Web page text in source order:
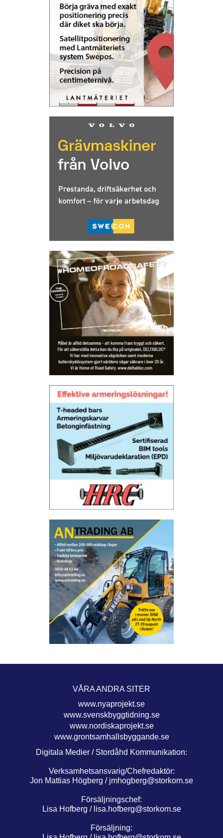
VÅRA ANDRA SITER
www.nyaprojekt.se
www.svenskbyggtidning.se
www.nordiskaprojekt.se
www.grontsamhallsbyggande.se
Digitala Medier / Stordåhd Kommunikation:
Verksamhetsansvarig/Chefredaktör:
Jon Mattias Högberg / jmhogberg@storkom.se
Försäljningschef:
Lisa Hofberg / lisa.hofberg@storkom.se
Försäljning: